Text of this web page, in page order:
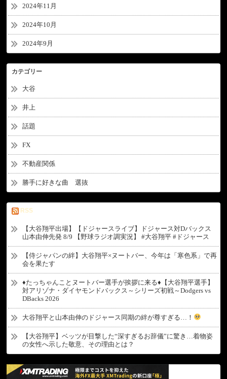
2024年11月
2024年10月
2024年9月
カテゴリー
大谷
井上
話題
FX
不動産関係
勝手に好きな曲 選抜
RSS
【大谷翔平出場】【ドジャースライブ】ドジャース対Dバックス
山本由伸先発 8/9 【野球ラジオ調実況】 #大谷翔平 #ドジャース
【侍ジャパンの絆】大谷翔平×ヌートバー、今年は「寒色系」で再
会を果たす
♦たっちゃんことヌートバー選手が挨拶に来る♦【大谷翔平選手】
対アリゾナ・ダイヤモンドバックス～シリーズ初戦～Dodgers vs
DBacks 2026
大谷翔平と山本由伸のドジャース同期の絆が尊すぎる…！
【大谷翔平】ベッツが目撃した“深すぎるお辞儀”に驚き…着物姿
の女性へ示した敬意、その理由とは？